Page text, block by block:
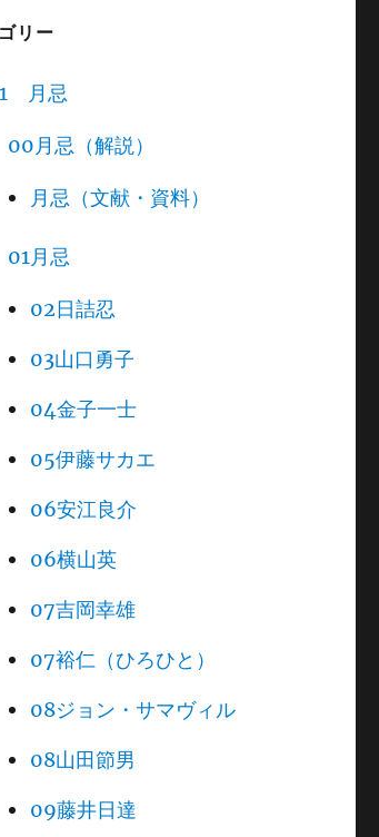
リー
月忌
00月忌（解説）
月忌（文献・資料）
01月忌
02日詰忍
03山口勇子
04金子一士
05伊藤サカエ
06安江良介
06横山英
07吉岡幸雄
07裕仁（ひろひと）
08ジョン・サマヴィル
08山田節男
09藤井日達